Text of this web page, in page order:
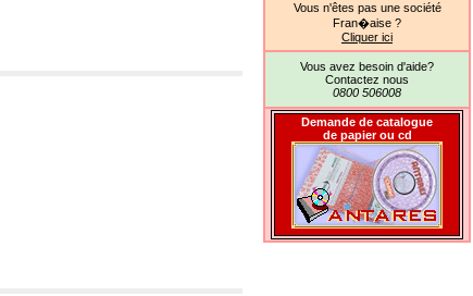
Vous n'êtes pas une société
Fran�aise ?
Cliquer ici
Vous avez besoin d'aide?
Contactez nous
0800 506008
Demande de catalogue
de papier ou cd